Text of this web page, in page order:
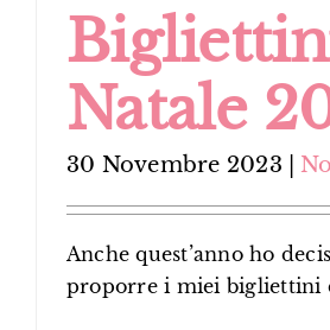
Natale
30 Novembre 2023
Anche quest’anno ho
proporre i miei bigliettini